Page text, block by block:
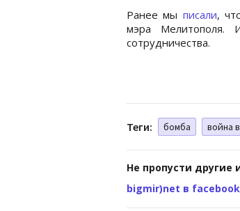
Ранее мы писали,
мэра Мелитополя.
сотрудничества.
Теги: бомба война
Не пропусти другие
bigmir)net в facebook